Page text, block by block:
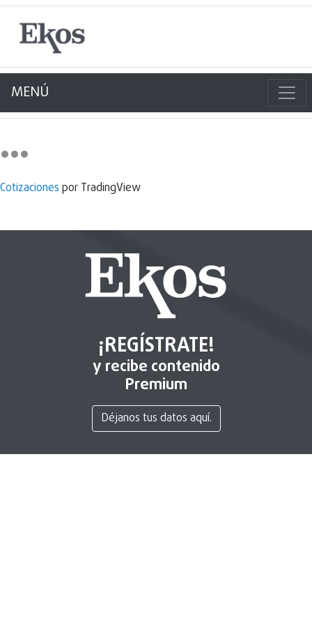
MENÚ
Cotizaciones por TradingView
¡REGÍSTRATE!
y recibe contenido
Premium
Déjanos tus datos aquí.